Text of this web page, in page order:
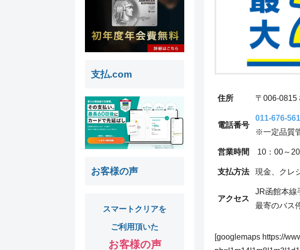
住所 〒006-
電話番号
011-676-
※一定品質
営業時間 10：00～
支払方法 現金、クレ
アクセス
JR函館本線
最寄のバス
[googlemaps https://
支払.com
お客様の声
スマートクリアを
ご利用頂いた
お客様の声